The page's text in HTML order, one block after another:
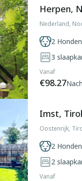
Herpen,
Nederland,
2
3
Vanaf
€98.27
Imst, Tirol
Oostenrijk,
2
2
Vanaf